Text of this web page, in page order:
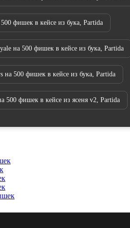
фишек в кейсе из бука, Partida
на 500 фишек в кейсе из бука, Partida
на 500 фишек в кейсе из бука, Partida
500 фишек в кейсе из ясеня v2, Partida